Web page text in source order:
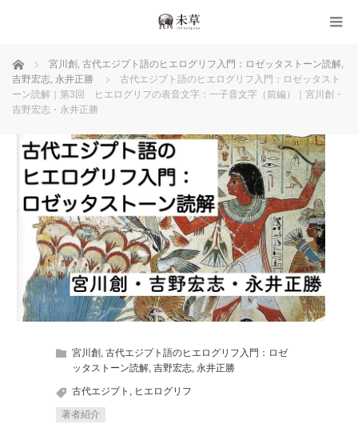
ホーム 宮川創 , 古代エジプト語のヒエログリフ入門：ロゼッタストーン読解,
吉野宏志, 永井正勝
古代エジプト語のヒエログリフ入門：ロゼッタスト
ーン読解｜第3回 ヒエログリフの表音文字：一子音文字（前編）｜宮川創・
吉野宏志・永井正勝
宮川創 , 古代エジプト語のヒエログリフ入門：ロゼ
ッタストーン読解, 吉野宏志, 永井正勝
古代エジプト , ヒエログリフ
著者紹介